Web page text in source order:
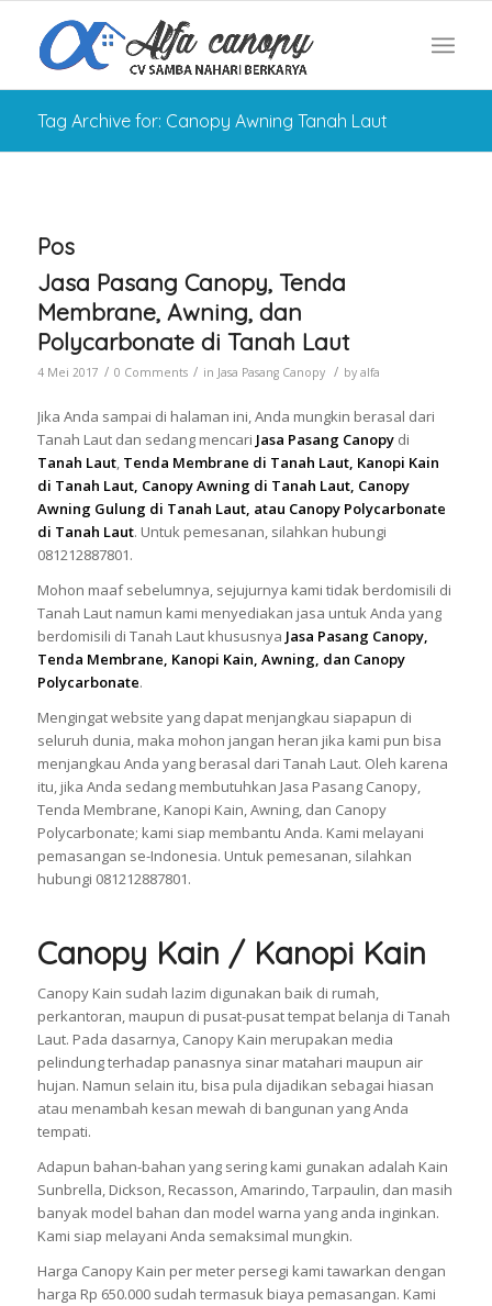
Tag Archive for: Canopy Awning Tanah Laut
Pos
Jasa Pasang Canopy, Tenda
Membrane, Awning, dan
Polycarbonate di Tanah Laut
4 Mei 2017 / 0 Comments / in Jasa Pasang Canopy / by alfa
Jika Anda sampai di halaman ini, Anda mungkin berasal dari
Tanah Laut dan sedang mencari Jasa Pasang Canopy di
Tanah Laut, Tenda Membrane di Tanah Laut, Kanopi Kain
di Tanah Laut, Canopy Awning di Tanah Laut, Canopy
Awning Gulung di Tanah Laut, atau Canopy Polycarbonate
di Tanah Laut. Untuk pemesanan, silahkan hubungi
081212887801.
Mohon maaf sebelumnya, sejujurnya kami tidak berdomisili di
Tanah Laut namun kami menyediakan jasa untuk Anda yang
berdomisili di Tanah Laut khususnya Jasa Pasang Canopy,
Tenda Membrane, Kanopi Kain, Awning, dan Canopy
Polycarbonate.
Mengingat website yang dapat menjangkau siapapun di
seluruh dunia, maka mohon jangan heran jika kami pun bisa
menjangkau Anda yang berasal dari Tanah Laut. Oleh karena
itu, jika Anda sedang membutuhkan Jasa Pasang Canopy,
Tenda Membrane, Kanopi Kain, Awning, dan Canopy
Polycarbonate; kami siap membantu Anda. Kami melayani
pemasangan se-Indonesia. Untuk pemesanan, silahkan
hubungi 081212887801.
Canopy Kain / Kanopi Kain
Canopy Kain sudah lazim digunakan baik di rumah,
perkantoran, maupun di pusat-pusat tempat belanja di Tanah
Laut. Pada dasarnya, Canopy Kain merupakan media
pelindung terhadap panasnya sinar matahari maupun air
hujan. Namun selain itu, bisa pula dijadikan sebagai hiasan
atau menambah kesan mewah di bangunan yang Anda
tempati.
Adapun bahan-bahan yang sering kami gunakan adalah Kain
Sunbrella, Dickson, Recasson, Amarindo, Tarpaulin, dan masih
banyak model bahan dan model warna yang anda inginkan.
Kami siap melayani Anda semaksimal mungkin.
Harga Canopy Kain per meter persegi kami tawarkan dengan
harga Rp 650.000 sudah termasuk biaya pemasangan. Kami